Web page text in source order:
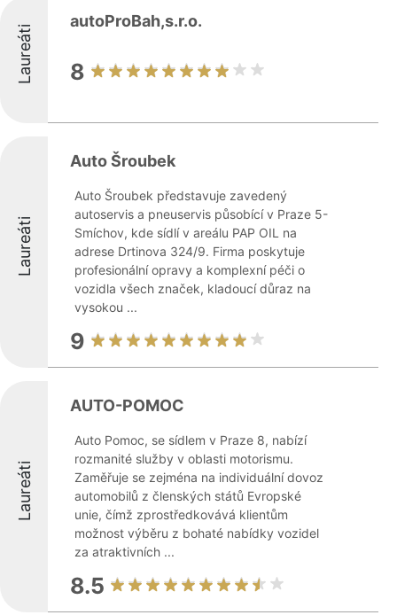
Laureáti
autoProBah,s.r.o.
8
Laureáti
Auto Šroubek
Auto Šroubek představuje zavedený
autoservis a pneuservis působící v Praze 5-
Smíchov, kde sídlí v areálu PAP OIL na
adrese Drtinova 324/9. Firma poskytuje
profesionální opravy a komplexní péči o
vozidla všech značek, kladoucí důraz na
vysokou ...
9
Laureáti
AUTO-POMOC
Auto Pomoc, se sídlem v Praze 8, nabízí
rozmanité služby v oblasti motorismu.
Zaměřuje se zejména na individuální dovoz
automobilů z členských států Evropské
unie, čímž zprostředkovává klientům
možnost výběru z bohaté nabídky vozidel
za atraktivních ...
8.5